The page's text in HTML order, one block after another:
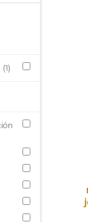
(1)